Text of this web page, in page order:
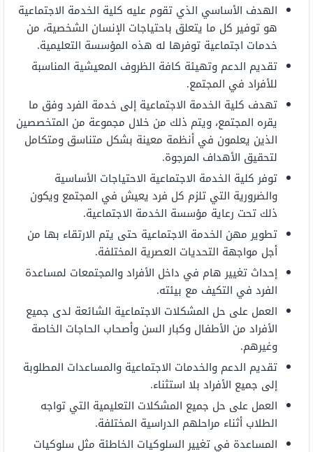
الهدف الأساسي الذي تقوم عليه كلية الخدمة الاجتماعية
هو توفير كل ما يتعلق باحتياجات الإنسان الشخصية، من
خدمات اجتماعية توفرها له هذه المؤسسة التعليمية.
تقديم الدعم وتهيئة كافة الظروف المعيشية المناسبة
للأفراد في المجتمع.
تهدف كلية الخدمة الاجتماعية إلى خدمة الفرد وفق ما
يقره المجتمع، ويتم ذلك من خلال مجموعة من المتخصصين
الذين يعلمون في أنظمة معينة بشكل متناسق ومتكامل
لتحقيق الأهداف المرجوة.
توفر كلية الخدمة الاجتماعية الاحتياجات الأساسية
والضرورية التي تلزم كل فرد يعيش في المجتمع ويكون
ذلك تحت رعاية مؤسسة الخدمة الاجتماعية.
تطوير مهن الخدمة الاجتماعية حتى يتم الارتقاء بها من
أجل مواجهة التحديات العصرية المختلفة.
إحداث تغيير هام في داخل الأفراد والمجتمعات لمساعدة
الفرد في التكيف مع بيئته.
العمل على حل المشكلات الاجتماعية الشائعة لدى جميع
الأفراد من الأطفال وكبار السن وأصحاب الحاجات الخاصة
وغيرهم.
تقديم الدعم والخدمات الاجتماعية والمساعدات المطلوبة
إلى جميع الأفراد بلا استثناء.
العمل على حل جميع المشكلات التعليمية التي تواجه
الطلاب أثناء مراحلهم الدراسية المختلفة.
المساعدة في تغيير السلوكيات الخاطئة مثل سلوكيات